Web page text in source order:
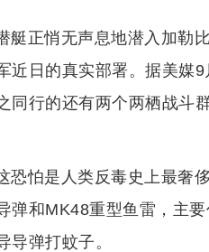
艇正悄无声息地潜入加勒
近日的真实部署。据美媒
同行的还有两个两栖战斗
恐怕是人类反毒史上最奢
弹和MK48重型鱼雷，主
导弹打蚊子。